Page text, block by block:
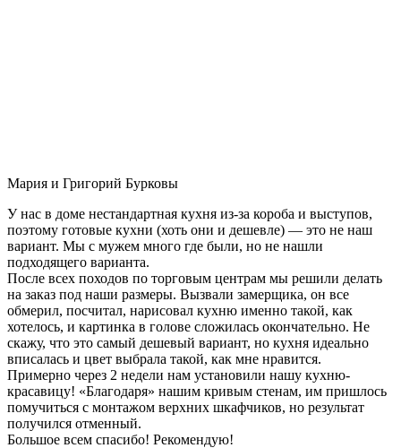
Мария и Григорий Бурковы
У нас в доме нестандартная кухня из-за короба и выступов,
поэтому готовые кухни (хоть они и дешевле) — это не наш
вариант. Мы с мужем много где были, но не нашли
подходящего варианта.
После всех походов по торговым центрам мы решили делать
на заказ под наши размеры. Вызвали замерщика, он все
обмерил, посчитал, нарисовал кухню именно такой, как
хотелось, и картинка в голове сложилась окончательно. Не
скажу, что это самый дешевый вариант, но кухня идеально
вписалась и цвет выбрала такой, как мне нравится.
Примерно через 2 недели нам установили нашу кухню-
красавицу! «Благодаря» нашим кривым стенам, им пришлось
помучиться с монтажом верхних шкафчиков, но результат
получился отменный.
Большое всем спасибо! Рекомендую!